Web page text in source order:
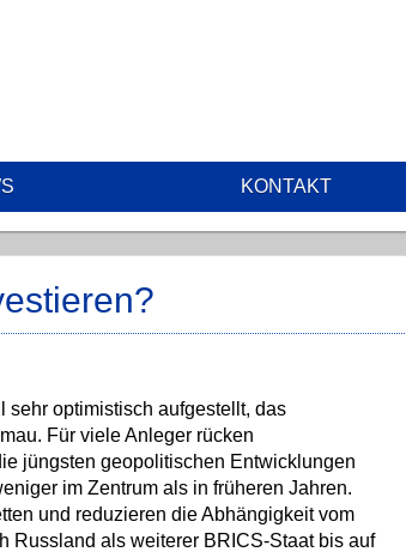
KONTAKT
sehr optimistisch aufgestellt, das
Für viele Anleger rücken
jüngsten geopolitischen Entwicklungen
im Zentrum als in früheren Jahren.
und reduzieren die Abhängigkeit vom
Russland als weiterer BRICS-Staat bis auf